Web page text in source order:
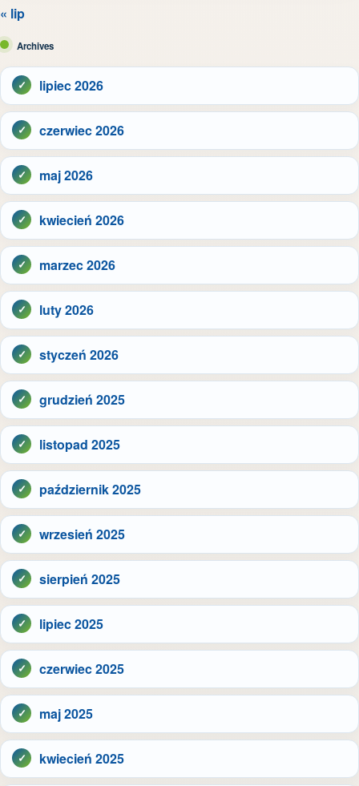
« lip
Archives
lipiec 2026
czerwiec 2026
maj 2026
kwiecień 2026
marzec 2026
luty 2026
styczeń 2026
grudzień 2025
listopad 2025
październik 2025
wrzesień 2025
sierpień 2025
lipiec 2025
czerwiec 2025
maj 2025
kwiecień 2025